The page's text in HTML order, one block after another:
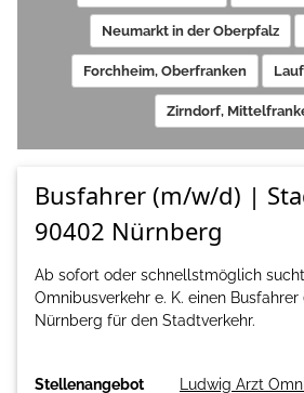
Neumarkt in der Oberpfalz
Forchheim, Oberfranken
Zirndorf,
Busfahrer (m/w/d) |
90402 Nürnberg
Ab sofort oder schnellstmöglich
Omnibusverkehr e. K. einen
Nürnberg für den Stadtverkehr.
Stellenangebot
Ludwig Arzt